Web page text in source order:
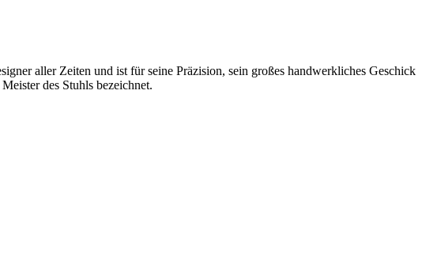
aller Zeiten und ist für seine Präzision, sein großes handwerkliches Geschick
des Stuhls bezeichnet.